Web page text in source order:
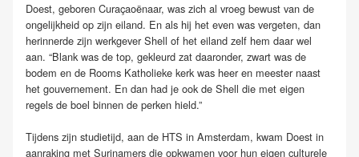
Doest, geboren Curaçaoënaar, was zich al vroeg bewust van de
ongelijkheid op zijn eiland. En als hij het even was vergeten, dan
herinnerde zijn werkgever Shell of het eiland zelf hem daar wel
aan. “Blank was de top, gekleurd zat daaronder, zwart was de
bodem en de Rooms Katholieke kerk was heer en meester naast
het gouvernement. En dan had je ook de Shell die met eigen
regels de boel binnen de perken hield.”
Tijdens zijn studietijd, aan de HTS in Amsterdam, kwam Doest in
aanraking met Surinamers die opkwamen voor hun eigen culturele